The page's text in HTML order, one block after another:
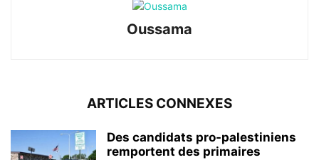
Oussama
ARTICLES CONNEXES
Des candidats pro-palestiniens
remportent des primaires